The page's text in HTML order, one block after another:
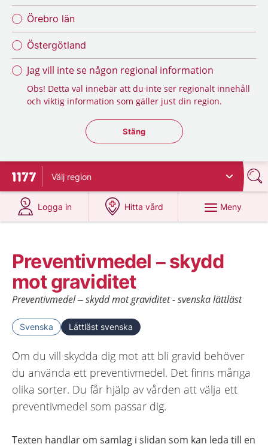
Örebro län
Östergötland
Jag vill inte se någon regional information
Obs! Detta val innebär att du inte ser regionalt innehåll
och viktig information som gäller just din region.
Stäng regionsväljaren
Stäng
Till startsidan för 1177
Välj region
Logga in
på 1177.se
Hitta vård
på 1177.se
Meny
Preventivmedel – skydd
mot graviditet
Preventivmedel – skydd mot graviditet - svenska lättläst
Svenska Lättläst svenska
Om du vill skydda dig mot att bli gravid behöver
du använda ett preventivmedel. Det finns många
olika sorter. Du får hjälp av vården att välja ett
preventivmedel som passar dig.
Texten handlar om samlag i slidan som kan leda till en